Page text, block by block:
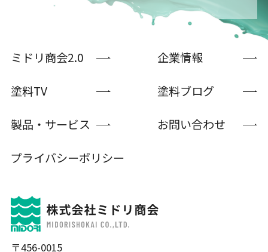
〒456-0015
ミドリ商会2.0
企業情報
塗料TV
塗料ブログ
製品・サービス
お問い合わせ
プライバシーポリシー